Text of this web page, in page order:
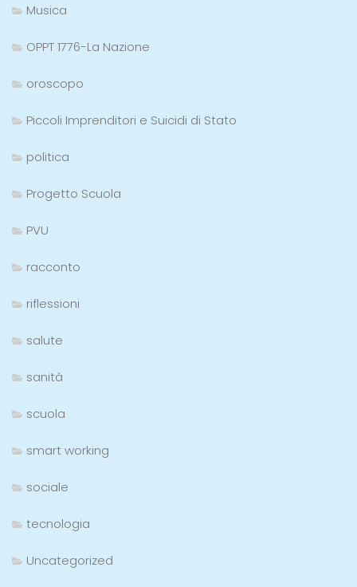
Musica
OPPT 1776-La Nazione
oroscopo
Piccoli Imprenditori e Suicidi di Stato
politica
Progetto Scuola
PVU
racconto
riflessioni
salute
sanità
scuola
smart working
sociale
tecnologia
Uncategorized